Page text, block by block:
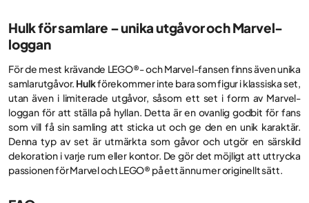
Hulk för samlare – unika utgåvor och Marvel-
loggan
För de mest krävande LEGO®- och Marvel-fansen finns även unika
samlarutgåvor. Hulkförekommer inte bara som figur i klassiska set,
utan även i limiterade utgåvor, såsom ett set i form av Marvel-
loggan för att ställa på hyllan. Detta är en ovanlig godbit för fans
som vill få sin samling att sticka ut och ge den en unik karaktär.
Denna typ av set är utmärkta som gåvor och utgör en särskild
dekoration i varje rum eller kontor. De gör det möjligt att uttrycka
passionen för Marvel och LEGO® på ett ännu mer originellt sätt.